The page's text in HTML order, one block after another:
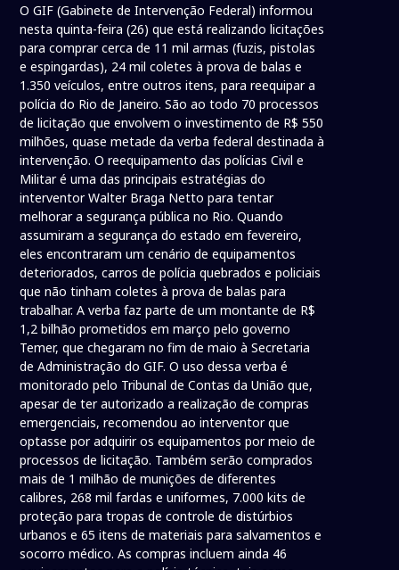
O GIF (Gabinete de Intervenção Federal) informou
nesta quinta-feira (26) que está realizando licitações
para comprar cerca de 11 mil armas (fuzis, pistolas
e espingardas), 24 mil coletes à prova de balas e
1.350 veículos, entre outros itens, para reequipar a
polícia do Rio de Janeiro. São ao todo 70 processos
de licitação que envolvem o investimento de R$ 550
milhões, quase metade da verba federal destinada à
intervenção. O reequipamento das polícias Civil e
Militar é uma das principais estratégias do
interventor Walter Braga Netto para tentar
melhorar a segurança pública no Rio. Quando
assumiram a segurança do estado em fevereiro,
eles encontraram um cenário de equipamentos
deteriorados, carros de polícia quebrados e policiais
que não tinham coletes à prova de balas para
trabalhar. A verba faz parte de um montante de R$
1,2 bilhão prometidos em março pelo governo
Temer, que chegaram no fim de maio à Secretaria
de Administração do GIF. O uso dessa verba é
monitorado pelo Tribunal de Contas da União que,
apesar de ter autorizado a realização de compras
emergenciais, recomendou ao interventor que
optasse por adquirir os equipamentos por meio de
processos de licitação. Também serão comprados
mais de 1 milhão de munições de diferentes
calibres, 268 mil fardas e uniformes, 7.000 kits de
proteção para tropas de controle de distúrbios
urbanos e 65 itens de materiais para salvamentos e
socorro médico. As compras incluem ainda 46